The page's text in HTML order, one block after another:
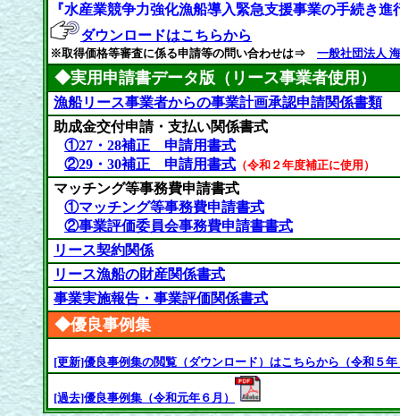
『水産業競争力強化漁船導入緊急支援事業の手続き進
ダウンロードはこちらから
※取得価格等審査に係る申請等の問い合わせは⇒ 一般社団法人
◆実用申請書データ版（リース事業者使用）
漁船リース事業者からの事業計画承認申請関係書類
助成金交付申請・支払い関係書式
①27・28補正 申請用書式
②29・30補正 申請用書式 （令和２年度補正に使用）
マッチング等事務費申請書式
①マッチング等事務費申請書式
②事業評価委員会事務費申請書書式
リース契約関係
リース漁船の財産関係書式
事業実施報告・事業評価関係書式
◆優良事例集
[更新]優良事例集の閲覧（ダウンロード）はこちらから（令和５
[過去]優良事例集（令和元年６月）